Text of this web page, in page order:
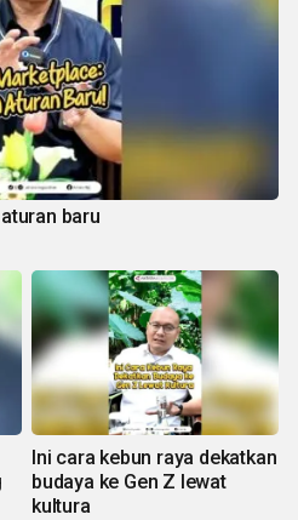
baru
Ini cara kebun raya dekatkan
budaya ke Gen Z lewat
kultura